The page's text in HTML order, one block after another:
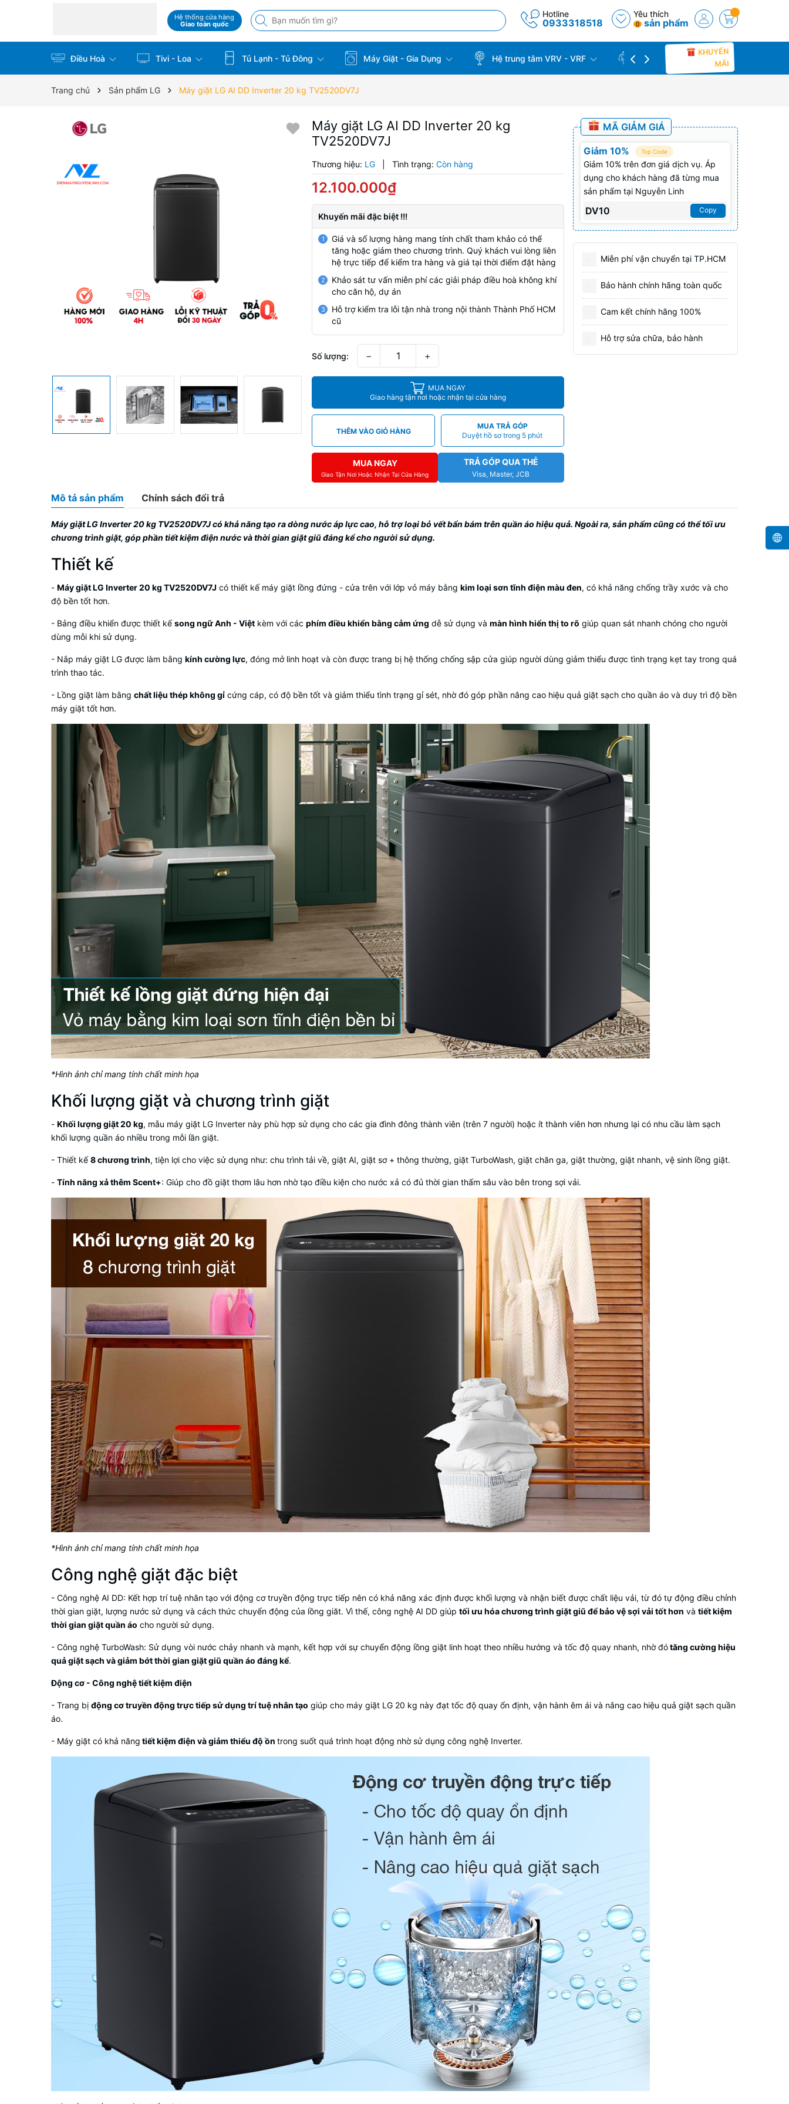
Hệ thống cửa hàng
Giao toàn quốc
Hotline
0933318518
Yêu thích
0 sản phẩm
Điều Hoà Tivi - Loa Tủ Lạnh - Tủ Đông Máy Giặt - Gia Dụng Hệ trung tâm VRV - VRF CÔNG TRÌNH THỰC TẾ
KHUYẾN
MÃI
Trang chủ Sản phẩm LG Máy giặt LG AI DD Inverter 20 kg TV2520DV7J
Máy giặt LG AI DD Inverter 20 kg
TV2520DV7J
Thương hiệu: LG Tình trạng: Còn hàng
12.100.000₫
Khuyến mãi đặc biệt !!!
1
Giá và số lượng hàng mang tính chất tham khảo có thể
tăng hoặc giảm theo chương trình. Quý khách vui lòng liên
hệ trực tiếp để kiểm tra hàng và giá tại thời điểm đặt hàng
2
Khảo sát tư vấn miễn phí các giải pháp điều hoà không khí
cho căn hộ, dự án
3
Hỗ trợ kiểm tra lỗi tận nhà trong nội thành Thành Phố HCM
cũ
Số lượng: − +
MUA NGAY
Giao hàng tận nơi hoặc nhận tại cửa hàng
THÊM VÀO GIỎ HÀNG
MUA TRẢ GÓP
Duyệt hồ sơ trong 5 phút
MUA NGAY
Giao Tận Nơi Hoặc Nhận Tại Cửa Hàng
TRẢ GÓP QUA THẺ
Visa, Master, JCB
MÃ GIẢM GIÁ
Giảm 10% Top Code
Giảm 10% trên đơn giá dịch vụ. Áp
dụng cho khách hàng đã từng mua
sản phẩm tại Nguyễn Linh
DV10 Copy
Miễn phí vận chuyển tại TP.HCM
Bảo hành chính hãng toàn quốc
Cam kết chính hãng 100%
Hỗ trợ sửa chữa, bảo hành
Mô tả sản phẩm Chính sách đổi trả
Máy giặt LG Inverter 20 kg TV2520DV7Jcó khả năng tạo ra dòng nước áp lực cao, hỗ trợ loại bỏ vết bẩn bám trên quần áo hiệu quả. Ngoài ra, sản phẩm cũng có thể tối ưu
chương trình giặt, góp phần tiết kiệm điện nước và thời gian giặt giũ đáng kể cho người sử dụng.
Thiết kế
- Máy giặt LG Inverter 20 kg TV2520DV7J có thiết kế máy giặt lồng đứng - cửa trên với lớp vỏ máy bằng kim loại sơn tĩnh điện màu đen, có khả năng chống trầy xước và cho
độ bền tốt hơn.
- Bảng điều khiển được thiết kếsong ngữ Anh - Việt kèm với các phím điều khiển bằng cảm ứng dễ sử dụng và màn hình hiển thị to rõ giúp quan sát nhanh chóng cho người
dùng mỗi khi sử dụng.
- Nắp máy giặt LG được làm bằng kính cường lực, đóng mở linh hoạt và còn được trang bị hệ thống chống sập cửa giúp người dùng giảm thiểu được tình trạng kẹt tay trong quá
trình thao tác.
- Lồng giặt làm bằng chất liệu thép không gỉ cứng cáp, có độ bền tốt và giảm thiểu tình trạng gỉ sét, nhờ đó góp phần nâng cao hiệu quả giặt sạch cho quần áo và duy trì độ bền
máy giặt tốt hơn.
*Hình ảnh chỉ mang tính chất minh họa
Khối lượng giặt và chương trình giặt
- Khối lượng giặt 20 kg, mẫu máy giặt LG Inverter này phù hợp sử dụng cho các gia đình đông thành viên (trên 7 người) hoặc ít thành viên hơn nhưng lại có nhu cầu làm sạch
khối lượng quần áo nhiều trong mỗi lần giặt.
- Thiết kế8 chương trình, tiện lợi cho việc sử dụng như: chu trình tải về, giặt AI, giặt sơ + thông thường, giặt TurboWash, giặt chăn ga, giặt thường, giặt nhanh, vệ sinh lồng giặt.
- Tính năng xả thêm Scent+: Giúp cho đồ giặt thơm lâu hơn nhờ tạo điều kiện cho nước xả có đủ thời gian thấm sâu vào bên trong sợi vải.
*Hình ảnh chỉ mang tính chất minh họa
Công nghệ giặt đặc biệt
- Công nghệ AI DD: Kết hợp trí tuệ nhân tạo với động cơ truyền động trực tiếp nên có khả năng xác định được khối lượng và nhận biết được chất liệu vải, từ đó tự động điều chỉnh
thời gian giặt, lượng nước sử dụng và cách thức chuyển động của lồng giăt. Vì thế, công nghệ AI DD giúp tối ưu hóa chương trình giặt giũ để bảo vệ sợi vải tốt hơn và tiết kiệm
thời gian giặt quần áo cho người sử dụng.
- Công nghệ TurboWash: Sử dụng vòi nước chảy nhanh và mạnh, kết hợp với sự chuyển động lồng giặt linh hoạt theo nhiều hướng và tốc độ quay nhanh, nhờ đótăng cường hiệu
quả giặt sạch và giảm bớt thời gian giặt giũ quần áo đáng kể.
Động cơ - Công nghệ tiết kiệm điện
- Trang bị động cơ truyền động trực tiếp sử dụng trí tuệ nhân tạo giúp cho máy giặt LG 20 kg này đạt tốc độ quay ổn định, vận hành êm ái và nâng cao hiệu quả giặt sạch quần
áo.
- Máy giặt có khả năng tiết kiệm điện và giảm thiểu độ ồn trong suốt quá trình hoạt động nhờ sử dụng công nghệ Inverter.